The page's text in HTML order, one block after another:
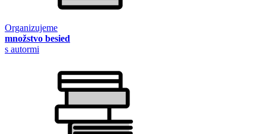
Organizujeme
množstvo besied
s autormi